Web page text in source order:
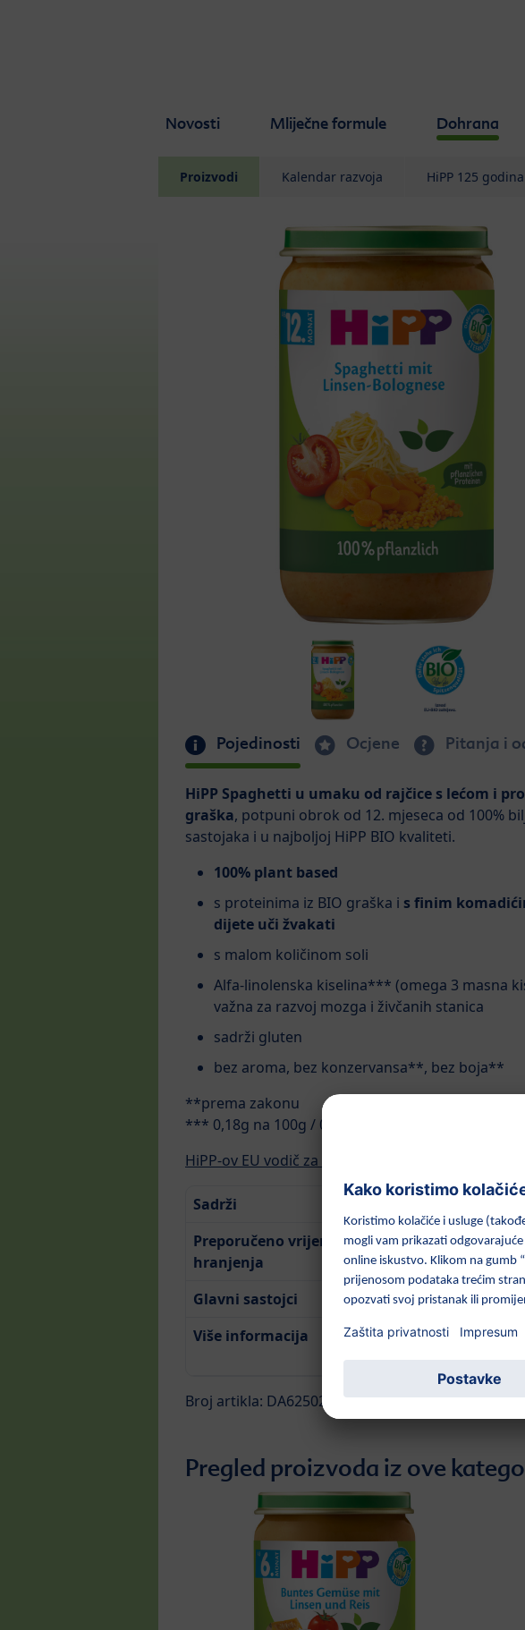
Novosti Mliječne formule Dohrana
Proizvodi Kalendar razvoja HiPP 125 godina
Pojedinosti Ocjene Pitanja i
HiPP Spaghetti u umaku od rajčice s lećom i
graška, potpuni obrok od 12. mjeseca od 100%
sastojaka i u najboljoj HiPP BIO kvaliteti.
100% plant based
s proteinima iz BIO graška i s finim
dijete uči žvakati
s malom količinom soli
Alfa-linolenska kiselina*** (omega 3 masna
važna za razvoj mozga i živčanih stanica
sadrži gluten
bez aroma, bez konzervansa**, bez boja**
**prema zakonu
*** 0,18g na 100g / 0,45g na 250g
HiPP-ov EU vodič za kupovinu
Sadrži
Preporučeno vrijeme
hranjenja
U podne
Glavni sastojci
Mrkva, Rajčica,
Više informacija
Za više informacija
deklaraciju (PDF)
Broj artikla: DA62502
Pregled proizvoda iz ove